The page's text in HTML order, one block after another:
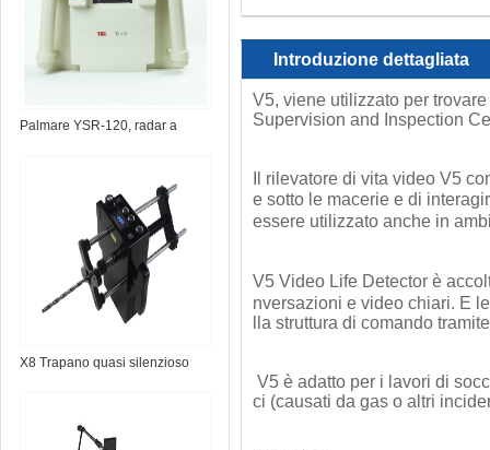
Palmare YSR-120, radar a
X8 Trapano quasi silenzioso
Introduzione dettagliata
V5, viene utilizzato per
Supervision and Inspection
Il rilevatore di vita video V5
e sotto le macerie e di
essere utilizzato anche in
V5 Video Life Detector è
nversazioni e video chiari. E
lla struttura di comando
V5 è adatto per i lavori di
ci (causati da gas o altri